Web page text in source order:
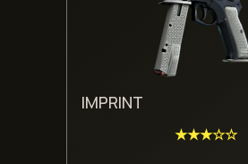
IMPRINT
★★★☆☆